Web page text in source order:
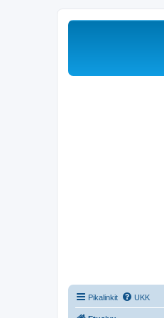
Pikalinkit UKK